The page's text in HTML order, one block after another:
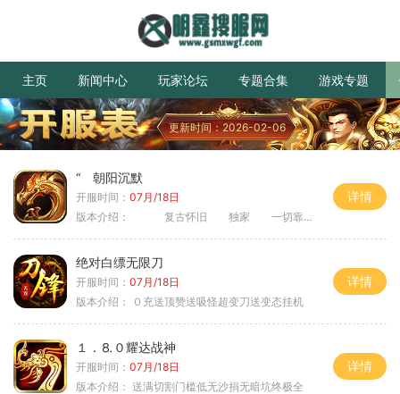
主页 新闻中心 玩家论坛 专题合集 游戏专题
更新时间：2026-02-06
“ 朝阳沉默
开服时间： 07月/18日
版本介绍：
复古怀旧 独家 一切靠打
详情
绝对白缥无限刀
开服时间： 07月/18日
版本介绍：
０充送顶赞送吸怪超变刀送变态挂机
详情
１．⒏０耀达战神
开服时间： 07月/18日
版本介绍： 送满切割门槛低无沙捐无暗坑终极全
详情